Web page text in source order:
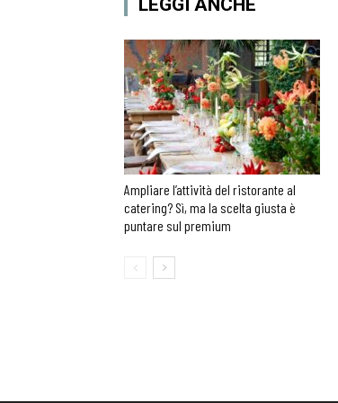
LEGGI ANCHE
Ampliare l’attività del ristorante al
catering? Sì, ma la scelta giusta è
puntare sul premium